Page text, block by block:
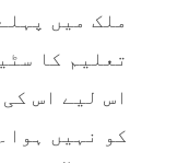
ملک میں
تعلیم کا
اس لیے اس
کو نہیں ہوا۔